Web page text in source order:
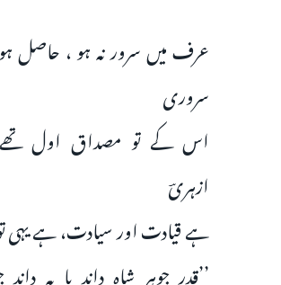
عرف میں سرور نہ ہو ، حاصل
سروری
اس کے تو مصداق اول
ازہریؔ
ہے قیادت اور سیادت، ہے یہی
’’قدر جوہر شاہ داند یا بہ